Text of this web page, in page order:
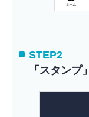
STEP2
「スタンプ